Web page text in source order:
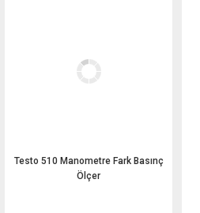
Testo 510 Manometre Fark Basınç
Ölçer